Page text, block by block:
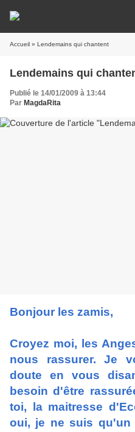
Accueil » Lendemains qui chantent
Lendemains qui
Publié le 14/01/2009 à 13:44
Par MagdaRita
Bonjour les zamis,
Croyez moi, les
nous rassurer. Je
doute en vous
besoin d'être
toi, la maitresse
oui, je ne suis qu'un